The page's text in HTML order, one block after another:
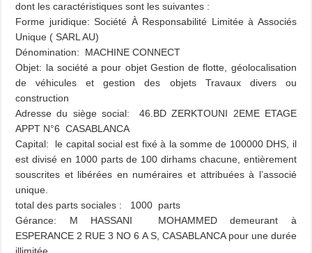
dont les caractéristiques sont les suivantes :
Forme juridique: Société À Responsabilité Limitée à Associés
Unique ( SARL AU)
Dénomination: MACHINE CONNECT
Objet: la société a pour objet Gestion de flotte, géolocalisation
de véhicules et gestion des objets Travaux divers ou
construction
Adresse du siège social: 46.BD ZERKTOUNI 2EME ETAGE
APPT N°6 CASABLANCA
Capital: le capital social est fixé à la somme de 100000 DHS, il
est divisé en 1000 parts de 100 dirhams chacune, entièrement
souscrites et libérées en numéraires et attribuées à l’associé
unique.
total des parts sociales : 1000 parts
Gérance: M HASSANI MOHAMMED demeurant à
ESPERANCE 2 RUE 3 NO 6 A S, CASABLANCA pour une durée